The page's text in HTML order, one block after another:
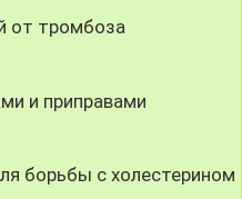
от тромбоза
и приправами
борьбы с холестерином